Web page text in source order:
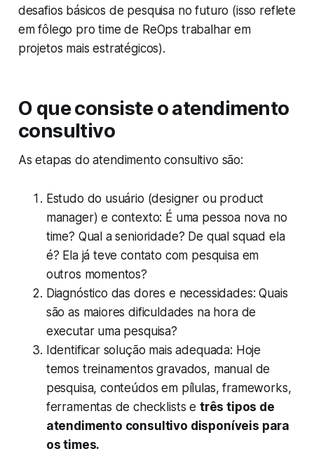
desafios básicos de pesquisa no futuro (isso reflete
em fôlego pro time de ReOps trabalhar em
projetos mais estratégicos).
O que consiste o atendimento
consultivo
As etapas do atendimento consultivo são:
Estudo do usuário (designer ou product
manager) e contexto: É uma pessoa nova no
time? Qual a senioridade? De qual squad ela
é? Ela já teve contato com pesquisa em
outros momentos?
Diagnóstico das dores e necessidades: Quais
são as maiores dificuldades na hora de
executar uma pesquisa?
Identificar solução mais adequada: Hoje
temos treinamentos gravados, manual de
pesquisa, conteúdos em pílulas, frameworks,
ferramentas de checklists e três tipos de
atendimento consultivo disponíveis para
os times.